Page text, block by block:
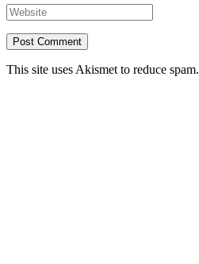
This site uses Akismet to reduce spam.